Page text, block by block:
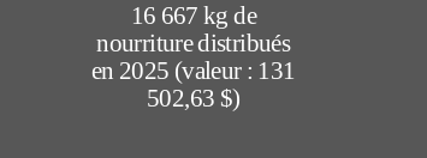
16 667 kg de
nourriture distribués
en 2025 (valeur : 131
502,63 $)